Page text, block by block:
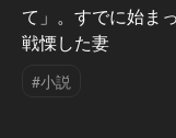
て」。すでに始ま
戦慄した妻
#小説